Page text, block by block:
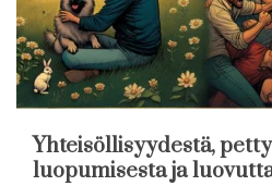
Yhteisöllisyydestä,
luopumisesta ja